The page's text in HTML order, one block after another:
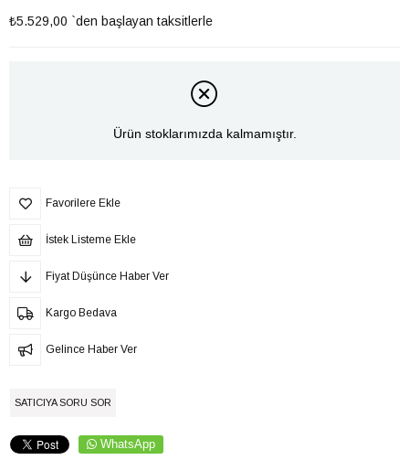
₺5.529,00 `den başlayan taksitlerle
Ürün stoklarımızda kalmamıştır.
Favorilere Ekle
İstek Listeme Ekle
Fiyat Düşünce Haber Ver
Kargo Bedava
Gelince Haber Ver
SATICIYA SORU SOR
WhatsApp